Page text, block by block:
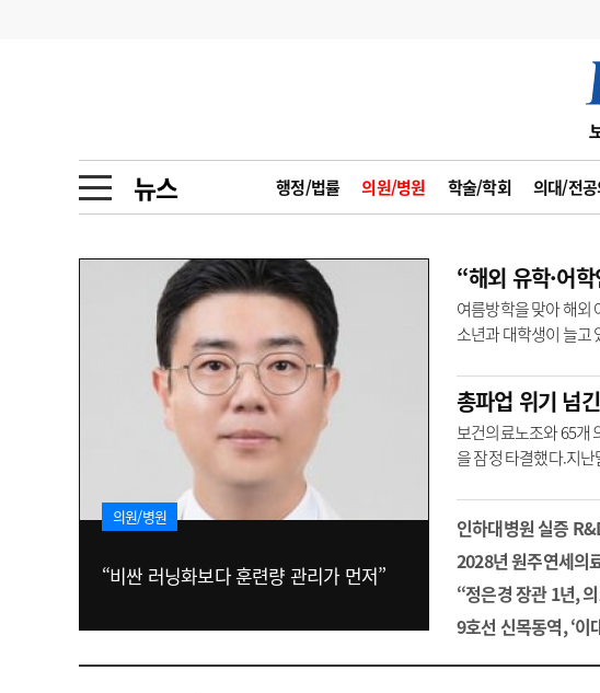
뉴스 행정/법률 의원/병원 학술/학회 의대/전
금주의 검색어
1
의사인력 수급 추계
2
성분명 처방
3
4
전공의 모집 결과
5
의사국시 합격률
인물 초대석 피플
포토뉴스 포토뉴스
메디 Hospital 지역병원 중소병원
인포메이션 행정처분
학회·연수강좌 학회/연수강좌
고객센터 회사소개 법적고지
“비싼 러닝화보다 훈련량 관리가 먼저”
의원/병원
여름방학을 맞아 해외
소년과 대학생이 늘고
보건의료노조와 65개
을 잠정 타결했다.지
인하대병원 실증
2028년 원주연세의
“정은경 장관 1년,
9호선 신목동역, ‘이